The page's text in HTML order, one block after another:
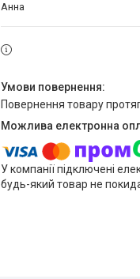
Анна
повернення товару
У компанії підключені
будь-який товар не